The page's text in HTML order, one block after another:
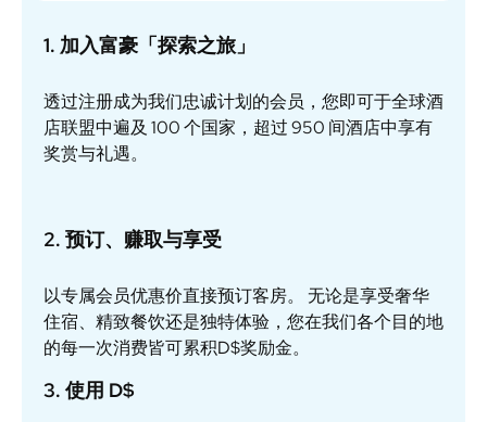
1. 加入富豪「探索之旅」
透过注册成为我们忠诚计划的会员，您即可于全球酒
店联盟中遍及 100 个国家，超过 950 间酒店中享有
奖赏与礼遇。
2. 预订、赚取与享受
以专属会员优惠价直接预订客房。 无论是享受奢华
住宿、精致餐饮还是独特体验，您在我们各个目的地
的每一次消费皆可累积D$奖励金。
3. 使用 D$